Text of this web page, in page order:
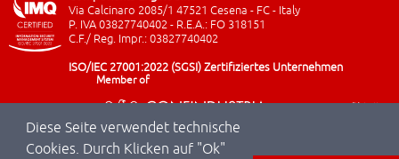
Diese Seite verwendet technische
Cookies. Durch Klicken auf "Ok"
Via Calcinaro 2085/1 47521 Cesena - FC - Italy
P. IVA 03827740402 - R.E.A.: FO 318151
C.F./ Reg. Impr.: 03827740402
ISO/IEC 27001:2022 (SGSI) Zertifiziertes Unternehmen
Member of